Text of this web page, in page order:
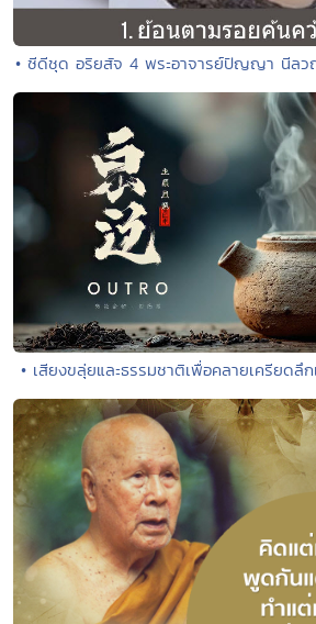
• ซีดีชุด อริยสัจ 4 พระอาจารย์ปัญญา นีล
• เสียงขลุ่ยและธรรมชาติเพื่อคลายเครียดลึ